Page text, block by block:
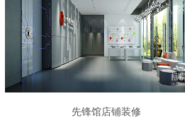
先锋馆店铺装修